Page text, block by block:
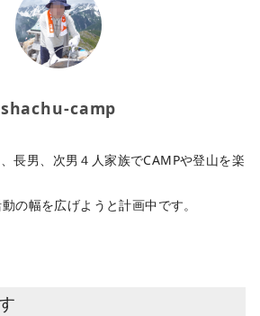
shachu-camp
長男、次男４人家族でCAMPや登山を楽
の幅を広げようと計画中です。